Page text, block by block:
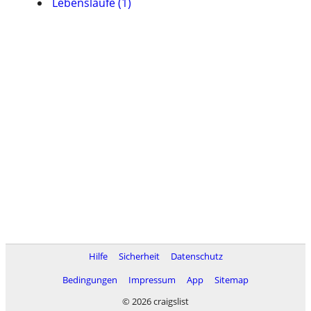
Hilfe Sicherheit
Datenschutz
Bedingungen
Impressum App
Sitemap
© 2026 craigslist